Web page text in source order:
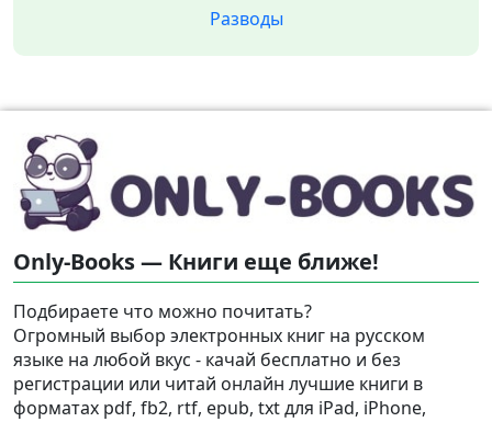
Разводы
Only-Books — Книги еще ближе!
Подбираете что можно почитать?
Огромный выбор электронных книг на русском
языке на любой вкус - качай бесплатно и без
регистрации или читай онлайн лучшие книги в
форматах pdf, fb2, rtf, epub, txt для iPad, iPhone,